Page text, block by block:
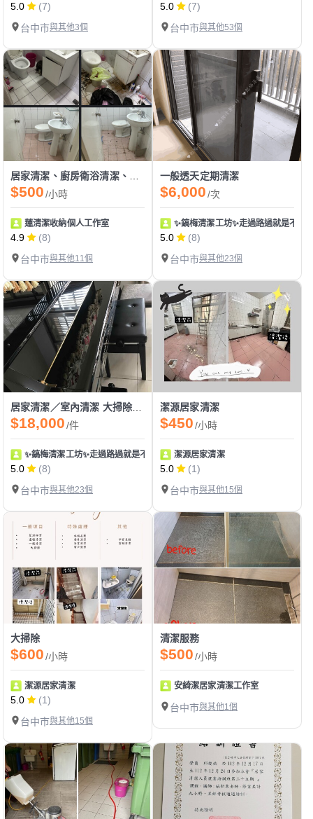
5.0
(7)
台中市與其他3個
5.0
(7)
台中市與其他53個
$500/小時
蓮清潔收納個人工作室
4.9
(8)
台中市與其他11個
一般透天定期清潔
$6,000/次
✨鎬梅清潔工坊✨走過路過就是不要
5.0
(8)
台中市與其他23個
居家清潔／室內清潔 大掃除透天清潔 深層清潔 依現場估價
$18,000/件
✨鎬梅清潔工坊✨走過路過就是不要錯過！
5.0
(8)
台中市與其他23個
潔源居家清潔
$450/小時
潔源居家清潔
5.0
(1)
台中市與其他15個
大掃除
$600/小時
潔源居家清潔
5.0
(1)
台中市與其他15個
清潔服務
$500/小時
安綺潔居家清潔工作室
台中市與其他1個